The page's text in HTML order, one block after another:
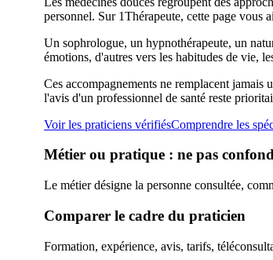
personnel. Sur 1Thérapeute, cette page vous
Un sophrologue, un hypnothérapeute, un
émotions, d'autres vers les habitudes de vie,
Ces accompagnements ne remplacent
l'avis d'un professionnel de santé reste
Voir les praticiens vérifiésComprendre les
Métier ou pratique : ne pas
Le métier désigne la personne consultée,
Comparer le cadre du praticien
Formation, expérience, avis, tarifs,